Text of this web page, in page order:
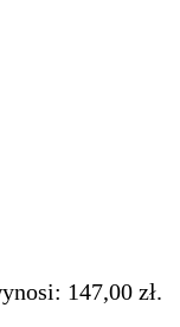
147,00 zł.